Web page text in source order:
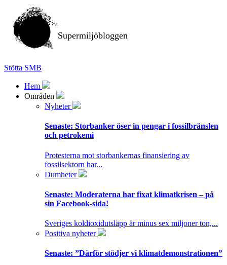
Supermiljöbloggen
Stötta SMB
Hem
Områden
Nyheter
Senaste: Storbanker öser in pengar i fossilbränslen
och petrokemi
Protesterna mot storbankernas finansiering av
fossilsektorn har...
Dumheter
Senaste: Moderaterna har fixat klimatkrisen – på
sin Facebook-sida!
Sveriges koldioxidutsläpp är minus sex miljoner ton,...
Positiva nyheter
Senaste: ”Därför stödjer vi klimatdemonstrationen”